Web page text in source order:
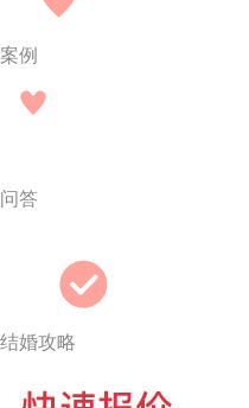
案例
问答
结婚攻略